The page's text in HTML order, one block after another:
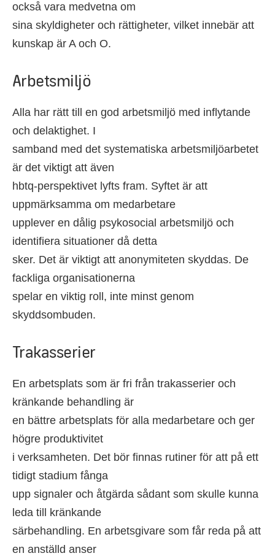
också vara medvetna om
sina skyldigheter och rättigheter, vilket innebär att
kunskap är A och O.
Arbetsmiljö
Alla har rätt till en god arbetsmiljö med inflytande
och delaktighet. I
samband med det systematiska arbetsmiljöarbetet
är det viktigt att även
hbtq-perspektivet lyfts fram. Syftet är att
uppmärksamma om medarbetare
upplever en dålig psykosocial arbetsmiljö och
identifiera situationer då detta
sker. Det är viktigt att anonymiteten skyddas. De
fackliga organisationerna
spelar en viktig roll, inte minst genom
skyddsombuden.
Trakasserier
En arbetsplats som är fri från trakasserier och
kränkande behandling är
en bättre arbetsplats för alla medarbetare och ger
högre produktivitet
i verksamheten. Det bör finnas rutiner för att på ett
tidigt stadium fånga
upp signaler och åtgärda sådant som skulle kunna
leda till kränkande
särbehandling. En arbetsgivare som får reda på att
en anställd anser